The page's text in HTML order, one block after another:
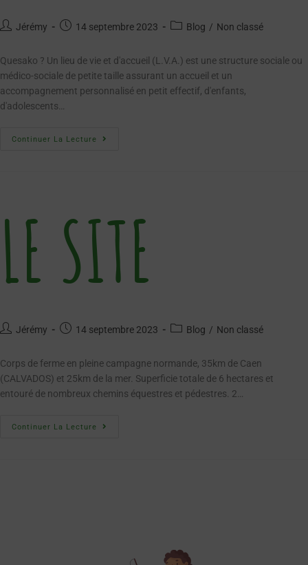
Jérémy 14 septembre 2023 Blog / Non classé
Quesako ? Un lieu de vie et d'accueil (L.V.A.) est une structure sociale ou
médico-sociale de petite taille assurant un accueil et un
accompagnement personnalisé en petit effectif, d'enfants,
d'adolescents…
Continuer La Lecture
LE SITE
Jérémy 14 septembre 2023 Blog / Non classé
Corps de ferme en pleine campagne normande, 35km de Caen
(CALVADOS) et 25km de la mer. Superficie totale de 6 hectares et
entouré de nombreux chemins équestres et pédestres. 2…
Continuer La Lecture